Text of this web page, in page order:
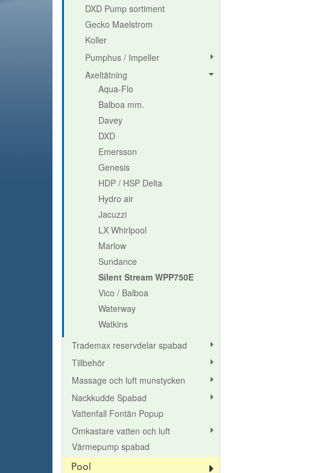
DXD Pump sortiment
Gecko Maelstrom
Koller
Pumphus / Impeller
Axeltätning
Aqua-Flo
Balboa mm.
Davey
DXD
Emersson
Genesis
HDP / HSP Delta
Hydro air
Jacuzzi
LX Whirlpool
Marlow
Sundance
Silent Stream WPP750E
Vico / Balboa
Waterway
Watkins
Trademax reservdelar spabad
Tillbehör
Massage och luft munstycken
Nackkudde Spabad
Vattenfall Fontän Popup
Omkastare vatten och luft
Värmepump spabad
Pool